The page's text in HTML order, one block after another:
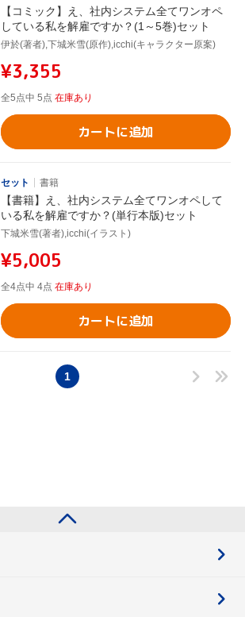
【コミック】え、社内システム全てワンオペ
している私を解雇ですか？(1～5巻)セット
伊於(著者),下城米雪(原作),icchi(キャラクター原案)
¥3,355
全5点中 5点 在庫あり
カートに追加
セット 書籍
【書籍】え、社内システム全てワンオペして
いる私を解雇ですか？(単行本版)セット
下城米雪(著者),icchi(イラスト)
¥5,005
全4点中 4点 在庫あり
カートに追加
1